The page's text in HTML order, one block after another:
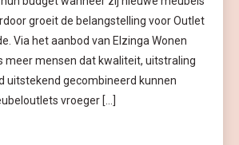
groeit de belangstelling voor Outlet
Via het aanbod van Elzinga Wonen
meer mensen dat kwaliteit, uitstraling
uitstekend gecombineerd kunnen
vroeger […]